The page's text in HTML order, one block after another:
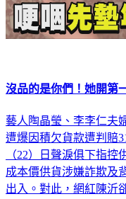
沒品的是你們！她開第
藝人陶晶瑩、李李仁夫
遭爆因積欠貨款遭判賠
（22）日聲淚俱下指
成本價供貨涉嫌詐欺及
出入。對此，網紅陳沂